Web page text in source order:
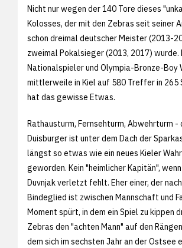
Nicht nur wegen der 140 Tore dieses
Kolosses, der mit den Zebras seit seiner
schon dreimal deutscher Meister (2013-
zweimal Pokalsieger (2013, 2017) wurde.
Nationalspieler und Olympia-Bronze-Boy
mittlerweile in Kiel auf 580 Treffer in 265
hat das gewisse Etwas.
Rathausturm, Fernsehturm, Abwehrturm
Duisburger ist unter dem Dach der
längst so etwas wie ein neues Kieler
geworden. Kein "heimlicher Kapitän",
Duvnjak verletzt fehlt. Eher einer, der
Bindeglied ist zwischen Mannschaft und
Moment spürt, in dem ein Spiel zu kippen
Zebras den "achten Mann" auf den
dem sich im sechsten Jahr an der Ostsee